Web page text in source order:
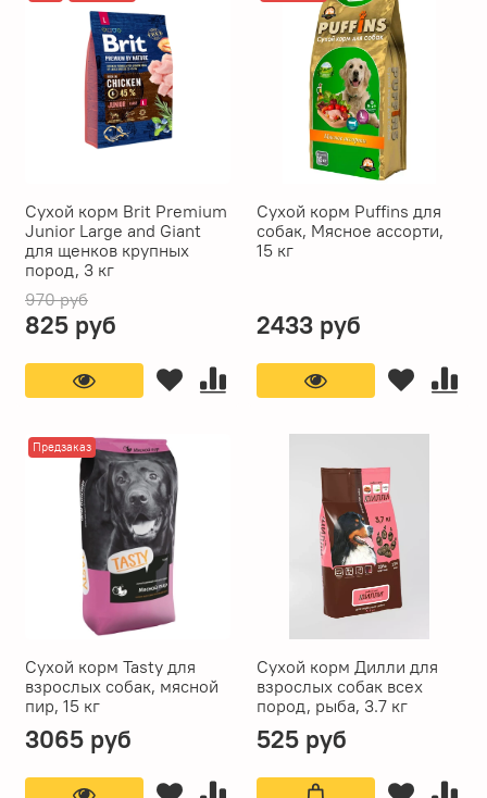
Сухой корм Brit Premium
Junior Large and Giant
для щенков крупных
пород, 3 кг
970 руб
825 руб
Сухой корм Puffins для
собак, Мясное ассорти,
15 кг
2433 руб
Предзаказ
Сухой корм Tasty для
взрослых собак, мясной
пир, 15 кг
3065 руб
Сухой корм Дилли для
взрослых собак всех
пород, рыба, 3.7 кг
525 руб